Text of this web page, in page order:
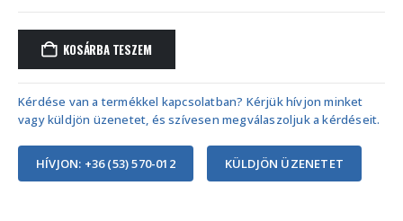
KOSÁRBA TESZEM
Kérdése van a termékkel kapcsolatban? Kérjük hívjon minket
vagy küldjön üzenetet, és szívesen megválaszoljuk a kérdéseit.
HÍVJON: +36 (53) 570-012 KÜLDJÖN ÜZENETET